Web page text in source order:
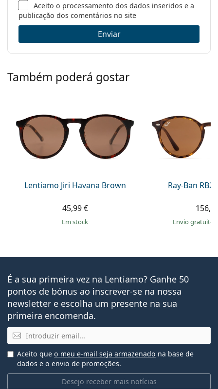
Aceito o processamento dos dados inseridos e a
publicação dos comentários no site
Enviar
Também poderá gostar
Lentiamo Jiri Havana Brown
45,99 €
em stock
Ray-Ban
Envio gratuito
É a sua primeira vez na Lentiamo? Ganhe 50
pontos de bónus ao inscrever-se na nossa
newsletter e escolha um presente na sua
primeira encomenda.
Email
Desejo receber mais notícias
Aceito que o meu e-mail seja armazenado na base de
dados e o envio de promoções.